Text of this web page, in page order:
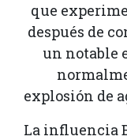
que
después de
un notable
explosión de
La influencia